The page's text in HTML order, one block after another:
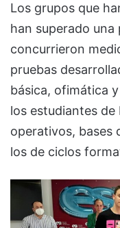
Los grupos que
han superado una
concurrieron
pruebas
básica, ofimática
los estudiantes
operativos, bases
los de ciclos